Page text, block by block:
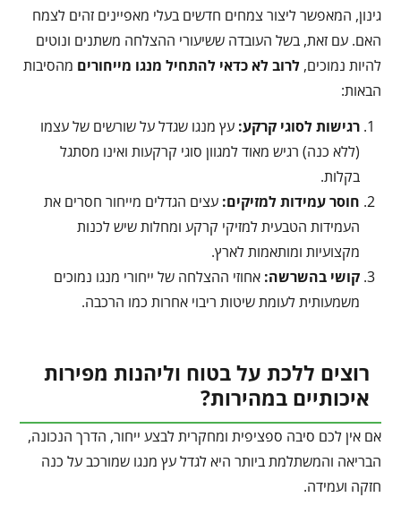
גינון, המאפשר ליצור צמחים חדשים בעלי מאפיינים זהים לצמח
האם. עם זאת, בשל העובדה ששיעורי ההצלחה משתנים ונוטים
להיות נמוכים,לרוב לא כדאי להתחיל מנגו מייחורים מהסיבות
הבאות:
רגישות לסוגי קרקע: עץ מנגו שגדל על שורשים של עצמו
(ללא כנה) רגיש מאוד למגוון סוגי קרקעות ואינו מסתגל
בקלות.
חוסר עמידות למזיקים: עצים הגדלים מייחור חסרים את
העמידות הטבעית למזיקי קרקע ומחלות שיש לכנות
מקצועיות ומותאמות לארץ.
קושי בהשרשה: אחוזי ההצלחה של ייחורי מנגו נמוכים
משמעותית לעומת שיטות ריבוי אחרות כמו הרכבה.
רוצים ללכת על בטוח וליהנות מפירות
איכותיים במהירות?
אם אין לכם סיבה ספציפית ומחקרית לבצע ייחור, הדרך הנכונה,
הבריאה והמשתלמת ביותר היא לגדל עץ מנגו שמורכב על כנה
חזקה ועמידה.